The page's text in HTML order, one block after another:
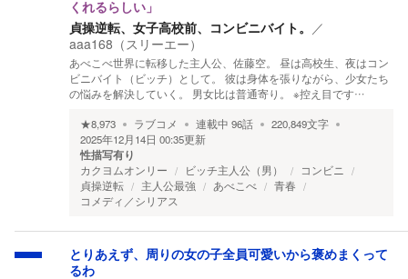
くれるらしい」
貞操逆転、女子高校前、コンビニバイト。 ／
aaa168（スリーエー）
あべこべ世界に転移した主人公、佐藤空。 昼は高校生、夜はコン
ビニバイト（ビッチ）として。 彼は身体を張りながら、少女たち
の悩みを解決していく。 男女比は普通寄り。 ※控え目です…
★8,973 ラブコメ 連載中 96話 220,849文字
2025年12月14日 00:35更新
性描写有り
カクヨムオンリー ビッチ主人公（男）
コンビニ
貞操逆転
主人公最強 あべこべ
青春
コメディ／シリアス
とりあえず、周りの女の子全員可愛いから褒めまくって
るわ